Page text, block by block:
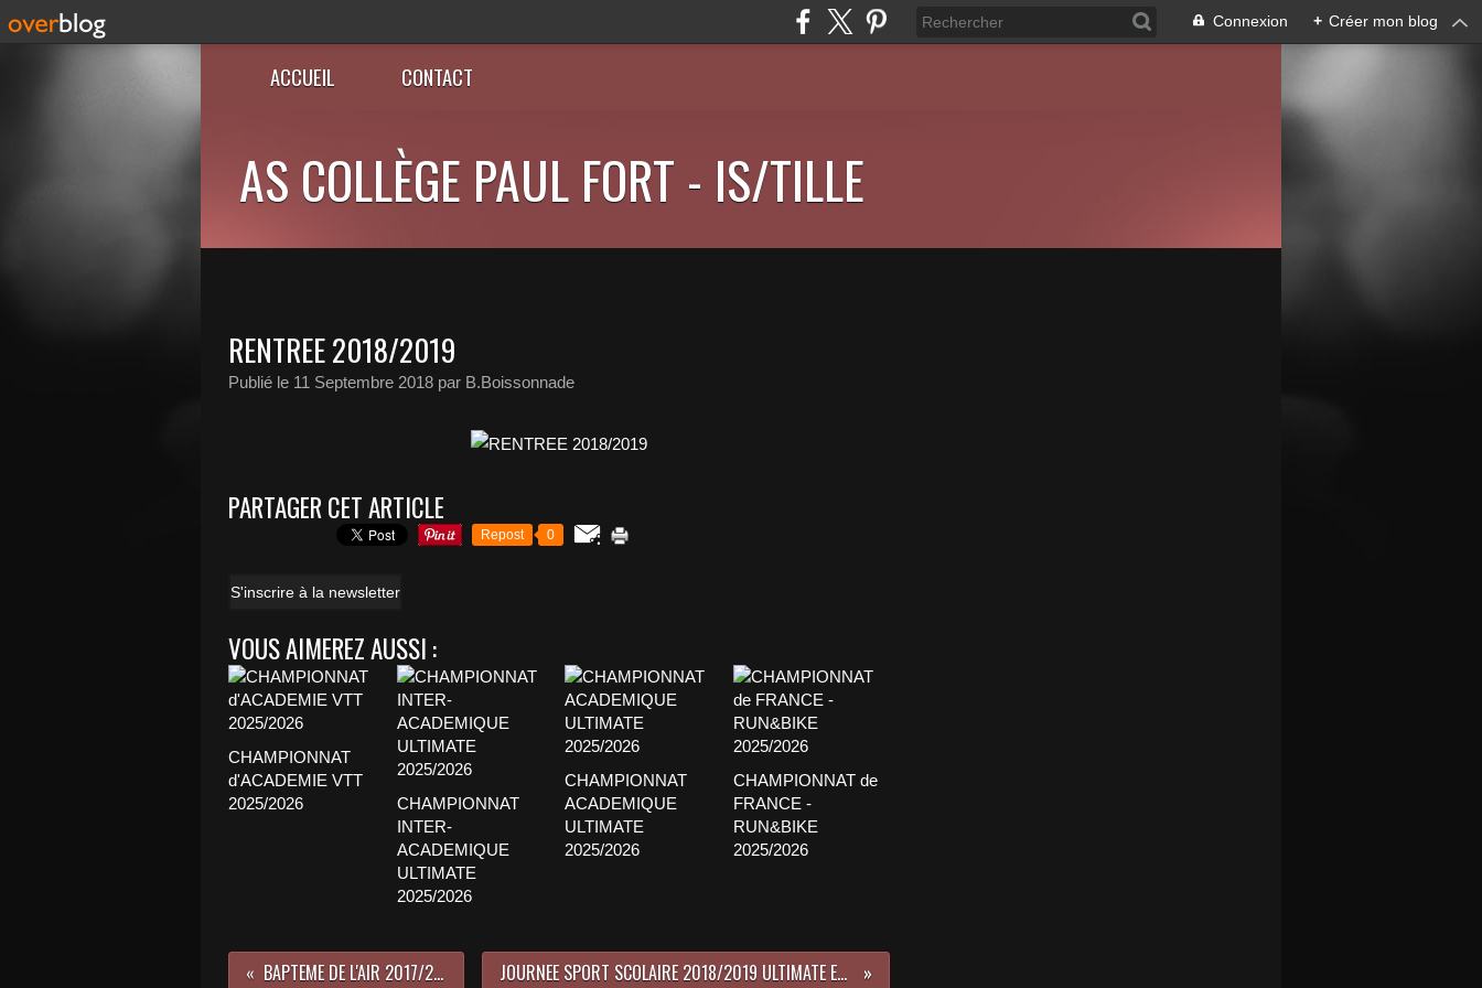
Connexion + Créer mon blog
ACCUEIL CONTACT
AS COLLÈGE PAUL FORT - IS/TILLE
RENTREE 2018/2019
Publié le 11 Septembre 2018 par B.Boissonnade
PARTAGER CET ARTICLE
Repost 0
S'inscrire à la newsletter
VOUS AIMEREZ AUSSI :
CHAMPIONNAT
d'ACADEMIE VTT
2025/2026
CHAMPIONNAT
INTER-
ACADEMIQUE
ULTIMATE
2025/2026
CHAMPIONNAT
ACADEMIQUE
ULTIMATE
2025/2026
CHAMPIONNAT de
FRANCE -
RUN&BIKE
2025/2026
BAPTEME DE L'AIR 2017/2018 JOURNEE SPORT SCOLAIRE 2018/2019 ULTIMATE ET VTT